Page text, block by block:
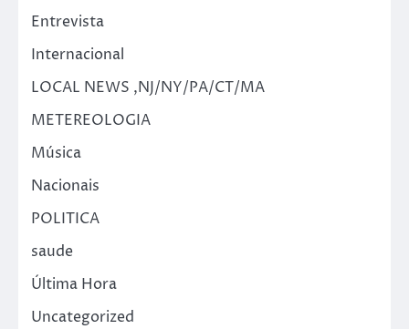
Entrevista
Internacional
LOCAL NEWS ,NJ/NY/PA/CT/MA
METEREOLOGIA
Música
Nacionais
POLITICA
saude
Última Hora
Uncategorized